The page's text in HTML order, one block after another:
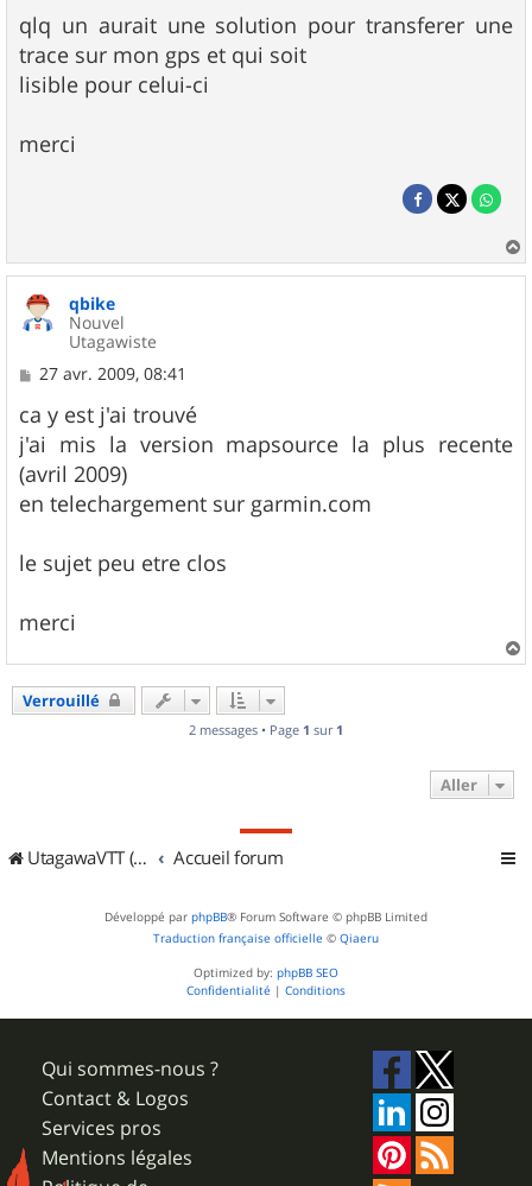
qlq un aurait une solution pour transferer une
trace sur mon gps et qui soit
lisible pour celui-ci
merci
a
qbike
Nouvel
Utagawiste
M
s
s
a
g
e
27 avr. 2009, 08:41
ca y est j'ai trouvé
j'ai mis la version mapsource la plus recente
(avril 2009)
en telechargement sur garmin.com
le sujet peu etre clos
merci
a
Verrouillé
2 messages • Page 1 sur 1
Aller
UtagawaVTT (Randos VTT et VTTAE avec traces GPS) Accueil forum
Développé par phpBB® Forum Software © phpBB Limited
Traduction française officielle © Qiaeru
Optimized by: phpBB SEO
Confidentialité | Conditions
Qui sommes-nous ?
Contact & Logos
Services pros
Mentions légales